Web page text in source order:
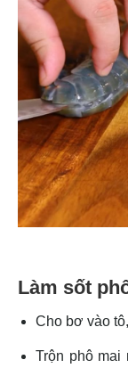
Làm sốt
Cho bơ vào
Trộn phô mai